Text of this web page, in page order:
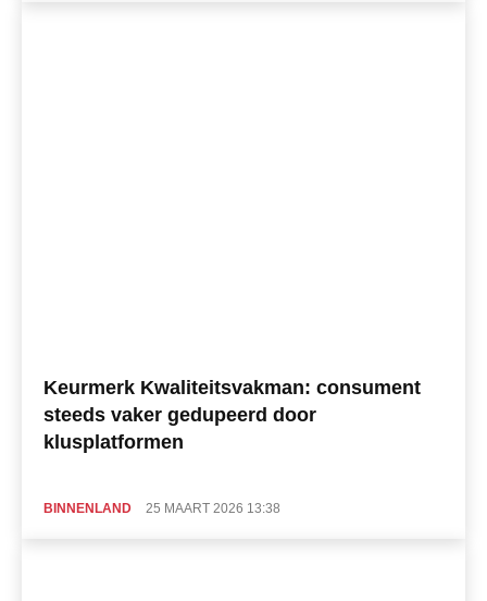
Keurmerk Kwaliteitsvakman: consument
steeds vaker gedupeerd door
klusplatformen
BINNENLAND 25 MAART 2026 13:38